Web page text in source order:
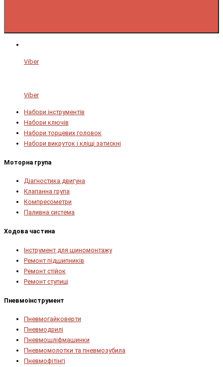
Viber
Viber
Набори інструментів
Набори ключів
Набори торцевих головок
Набори викруток і кліщі затискні
Моторна група
Діагностика двигуна
Клапанна група
Компресометри
Паливна система
Ходова частина
Інструмент для шиномонтажу
Ремонт підшипників
Ремонт стійок
Ремонт ступиці
Пневмоінструмент
Пневмогайковерти
Пневмодрилі
Пневмошліфмашинки
Пневмомолотки та пневмозубила
Пневмофітінгі